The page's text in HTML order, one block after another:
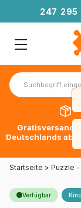
247 295
Gratisversand
Deutschlands ab
Startseite > Puzzle
Verfügbar